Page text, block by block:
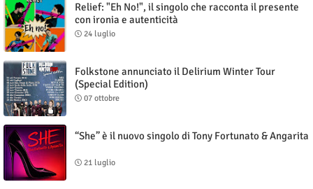
Relief: "Eh No!", il singolo che racconta il presente
con ironia e autenticità
24 luglio
Folkstone annunciato il Delirium Winter Tour
(Special Edition)
07 ottobre
“She” è il nuovo singolo di Tony Fortunato & Angarita
21 luglio